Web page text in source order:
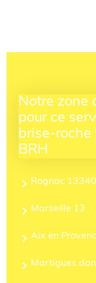
Notre zone
pour ce
brise-roche
BRH
Rognac 13340
Marseille 13
Aix en
Martigues